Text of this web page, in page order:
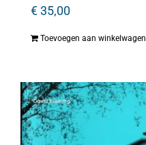
€35,00
Toevoegen aan winkelwagen